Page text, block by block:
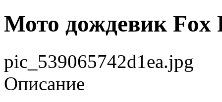
Мото дождевик
pic_539065742d1ea.jpg
Описание